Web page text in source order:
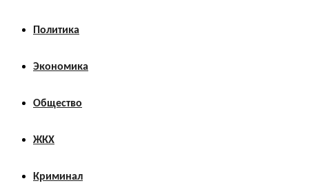
Политика
Экономика
Общество
ЖКХ
Криминал